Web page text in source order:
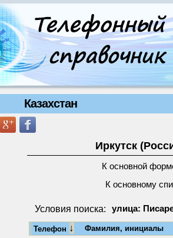
Казахстан
Иркутск
К основной
К основному
Условия поиска: улица:
Телефон ↓ Фамилия, инициалы